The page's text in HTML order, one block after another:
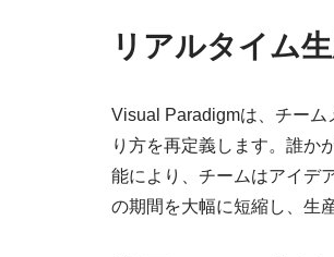
リアルタイム
Visual Paradigmは、チーム
り方を再定義します。誰か
能により、チームはアイデ
の期間を大幅に短縮し、生